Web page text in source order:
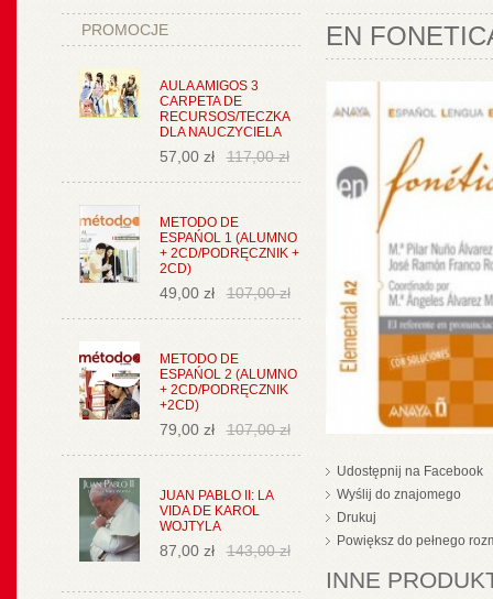
PROMOCJE
AULA AMIGOS 3
CARPETA DE
RECURSOS/TECZKA
DLA NAUCZYCIELA
57,00 zł 117,00 zł
METODO DE
ESPAŃOL 1 (ALUMNO
+ 2CD/PODRĘCZNIK +
2CD)
49,00 zł 107,00 zł
METODO DE
ESPAŃOL 2 (ALUMNO
+ 2CD/PODRĘCZNIK
+2CD)
79,00 zł 107,00 zł
JUAN PABLO II: LA
VIDA DE KAROL
WOJTYLA
87,00 zł 143,00 zł
EN
Udostępnij na Facebook
Wyślij do znajomego
Drukuj
Powiększ do pełnego
INNE